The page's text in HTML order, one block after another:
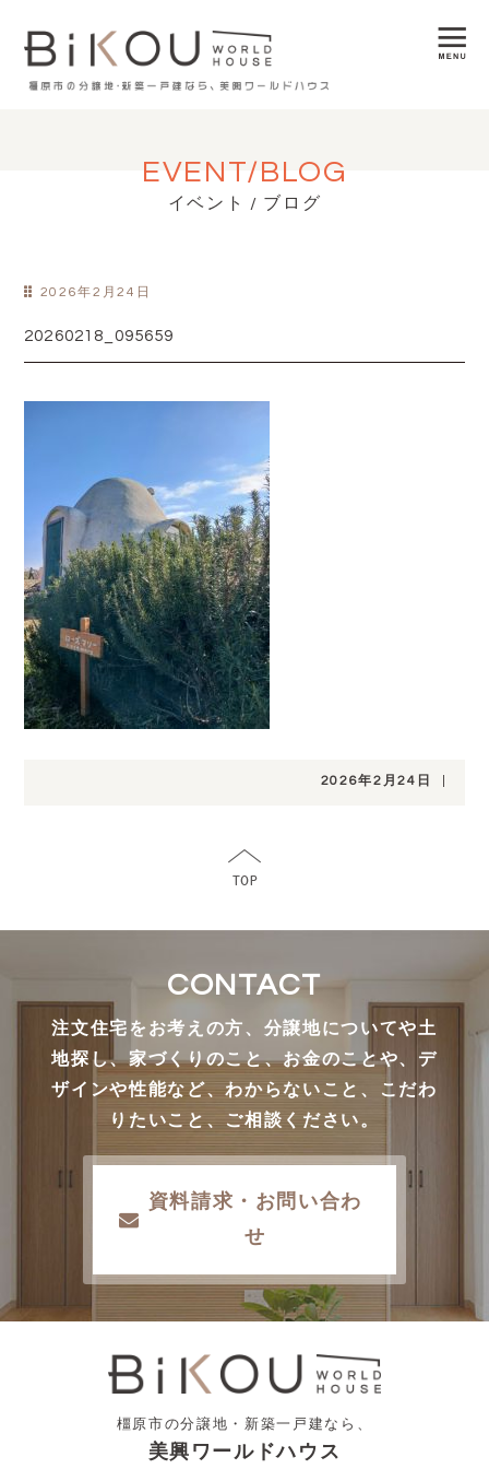
EVENT/BLOG
イベント / ブログ
2026年2月24日
20260218_095659
2026年2月24日
CONTACT
注文住宅をお考えの方、分譲地についてや土
地探し、家づくりのこと、お金のことや、デ
ザインや性能など、わからないこと、こだわ
りたいこと、ご相談ください。
資料請求・お問い合わ
せ
橿原市の分譲地・新築一戸建なら、
美興ワールドハウス